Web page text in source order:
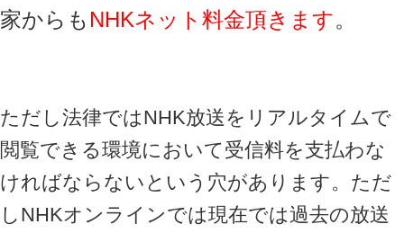
家からも NHKネット料金頂きます。
ただし法律ではNHK放送をリアルタイムで
閲覧できる環境において受信料を支払わな
ければならないという穴があります。ただ
しNHKオンラインでは現在では過去の放送